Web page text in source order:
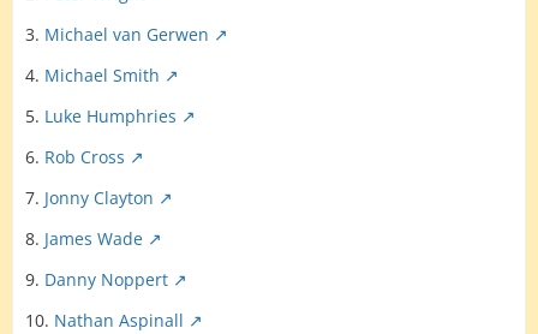
3. Michael van Gerwen
4. Michael Smith
5. Luke Humphries
6. Rob Cross
7. Jonny Clayton
8. James Wade
9. Danny Noppert
10. Nathan Aspinall